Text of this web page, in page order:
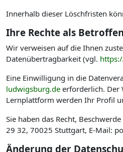
Innerhalb dieser Löschfristen
Ihre Rechte als
Wir verweisen auf die Ihnen
Datenübertragbarkeit (vgl.
Eine Einwilligung in die
ludwigsburg.de erforderlich. Der
Lernplattform werden Ihr Profil
Sie haben das Recht,
29 32, 70025 Stuttgart, E-Mail:
Änderung der